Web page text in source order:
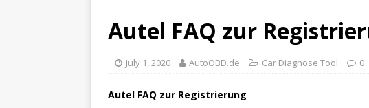
Autel FAQ zur
July 1, 2020 AutoOBD.de Car Diagnose Tool 0
Autel FAQ zur Registrierung